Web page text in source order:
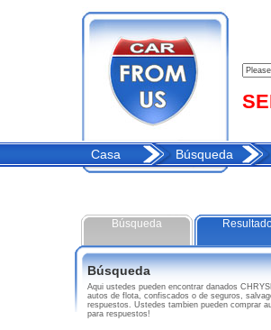
Casa Búsqueda
Búsqueda
Búsqueda
Aqui ustedes pueden encontrar danados
autos de flota, confiscados o de seguros,
respuestos. Ustedes tambien pueden comprar
para respuestos!